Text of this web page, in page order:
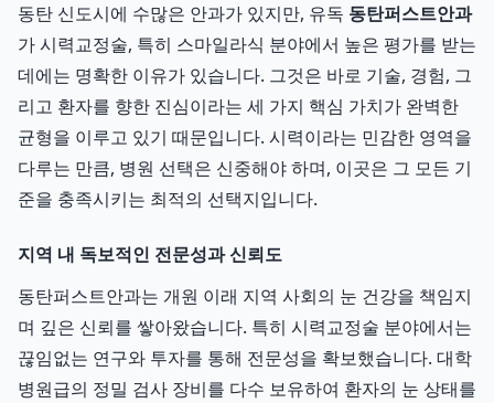
동탄 신도시에 수많은 안과가 있지만, 유독 동탄퍼스트안과
가 시력교정술, 특히 스마일라식 분야에서 높은 평가를 받는
데에는 명확한 이유가 있습니다. 그것은 바로 기술, 경험, 그
리고 환자를 향한 진심이라는 세 가지 핵심 가치가 완벽한
균형을 이루고 있기 때문입니다. 시력이라는 민감한 영역을
다루는 만큼, 병원 선택은 신중해야 하며, 이곳은 그 모든 기
준을 충족시키는 최적의 선택지입니다.
지역 내 독보적인 전문성과 신뢰도
동탄퍼스트안과는 개원 이래 지역 사회의 눈 건강을 책임지
며 깊은 신뢰를 쌓아왔습니다. 특히 시력교정술 분야에서는
끊임없는 연구와 투자를 통해 전문성을 확보했습니다. 대학
병원급의 정밀 검사 장비를 다수 보유하여 환자의 눈 상태를